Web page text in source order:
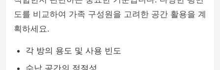
도를 비교하여 가족 구성원을 고려한 공간 활용을 계
획하세요.
각 방의 용도 및 사용 빈도
수납 공간의 적절성